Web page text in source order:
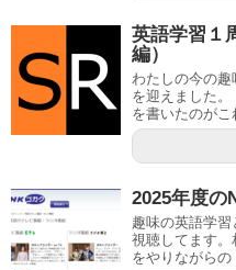
英語学習１
編）
わたしの今の
を迎えました
を書いたのが
2025年度の
趣味の英語学
視聴してます
をやりながら